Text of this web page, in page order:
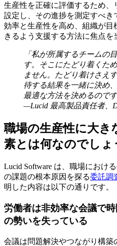
生産性を正確に評価するため
設定し、その進捗を測定すべ
効率と生産性を高め、組織が
きるよう支援する方法に焦点を
「私が所属するチームの
す。そこにたどり着くた
ません。たどり着けさえ
待する結果を一緒に決め
最適な方法を決めるのです
—Lucid 最高製品責任者、
職場の生産性に大き
素とは何なのでしょ
Lucid Software は、職場におけ
の課題の根本原因を探る委託調
明した内容は以下の通りです。
労働者は非効率な会議で
の勢いを失っている
会議は問題解決やつながり構築